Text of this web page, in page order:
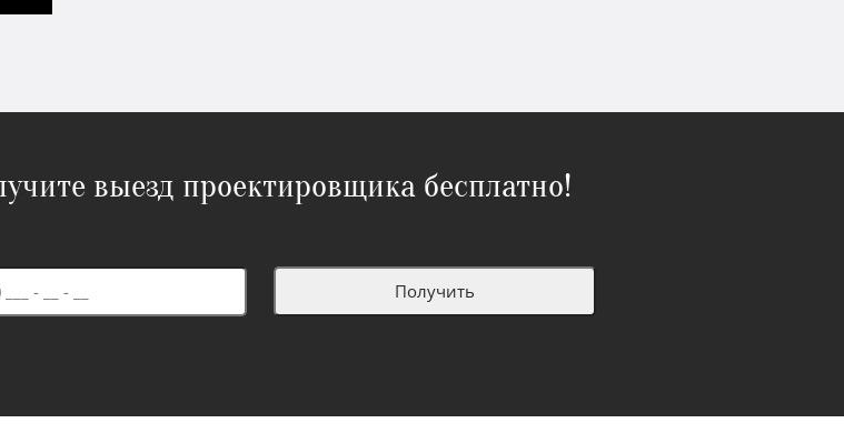
выезд проектировщика бесплатно!